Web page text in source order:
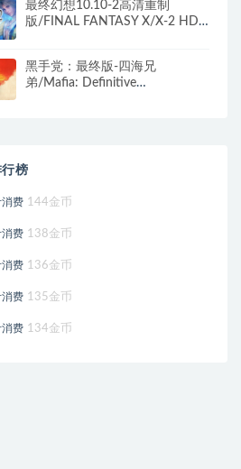
最终幻想10.10-2高清重制
版/FINAL FANTASY X/X-2 HD
黑手党：最终版-四海兄
弟/Mafia: Definitive
榜
消费 144金币
消费 138金币
消费 136金币
消费 135金币
消费 134金币